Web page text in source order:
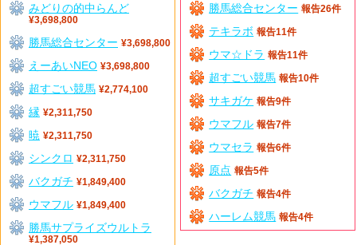
みどりの的中らんど
¥3,698,800
勝馬総合センター ¥3,698,800
えーあいNEO ¥3,698,800
超すごい競馬 ¥2,774,100
縁 ¥2,311,750
暁 ¥2,311,750
シンクロ ¥2,311,750
バクガチ ¥1,849,400
ウマフル ¥1,849,400
勝馬サプライズウルトラ
¥1,387,050
勝馬総合センター 報告26件
テキラボ 報告11件
ウマ☆ドラ 報告11件
超すごい競馬 報告10件
サキガケ 報告9件
ウマフル 報告7件
ウマセラ 報告6件
原点 報告5件
バクガチ 報告4件
ハーレム競馬 報告4件